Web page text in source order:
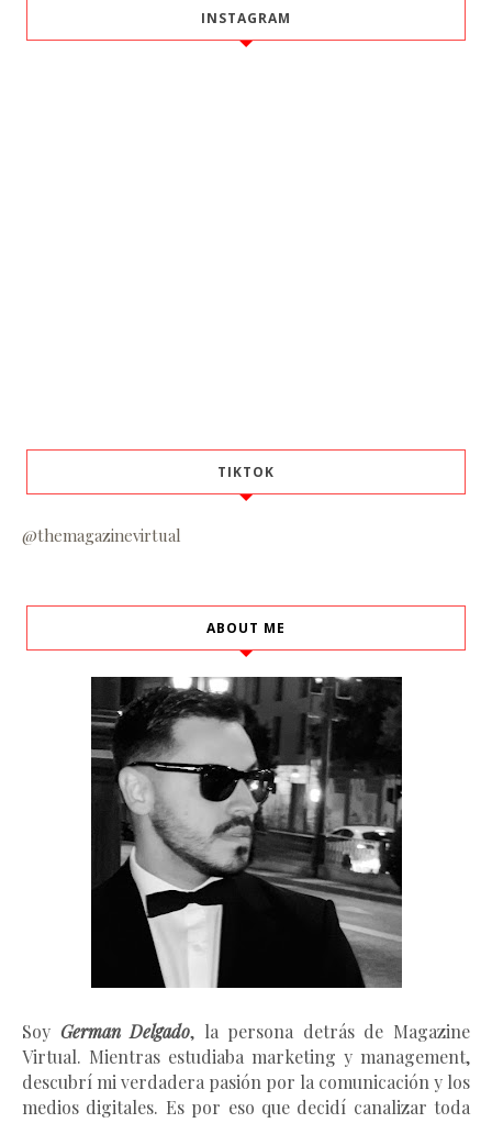
INSTAGRAM
TIKTOK
@themagazinevirtual
ABOUT ME
Soy German Delgado, la persona detrás de Magazine
Virtual. Mientras estudiaba marketing y management,
descubrí mi verdadera pasión por la comunicación y los
medios digitales. Es por eso que decidí canalizar toda